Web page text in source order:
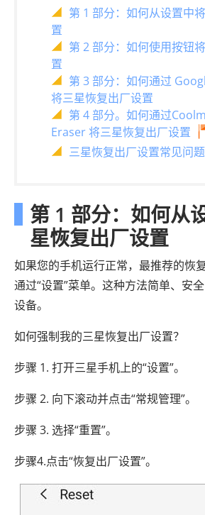
第 1 部分：如何从设置中
置
第 2 部分：如何使用按钮
置
第 3 部分：如何通过
将三星恢复出厂设置
第 4 部分。如何通过
Eraser 将三星恢复出厂设置
三星恢复出厂设置常见问
第 1 部分：如何从
星恢复出厂设置
如果您的手机运行正常，最推荐的恢
通过“设置”菜单。这种方法简单、安
设备。
如何强制我的三星恢复出厂设置？
步骤 1. 打开三星手机上的“设置”。
步骤 2. 向下滚动并点击“常规管理”。
步骤 3. 选择“重置”。
步骤4.点击“恢复出厂设置”。